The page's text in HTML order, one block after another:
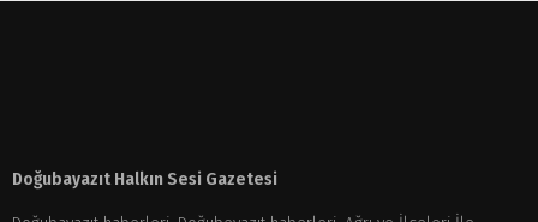
Doğubayazıt Halkın Sesi Gazetesi